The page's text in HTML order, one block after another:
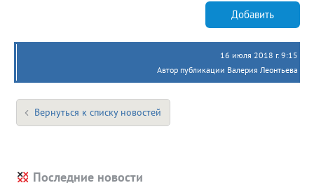
Добавить
16 июля 2018 г. 9:15
Автор публикации Валерия Леонтьева
Вернуться к списку новостей
Последние новости